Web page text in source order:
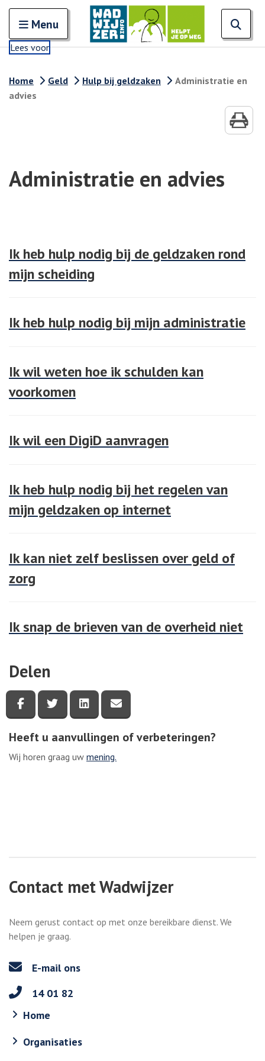
Open en sluit het
Menu
Lees voor
Home Geld Hulp bij geldzaken
Administratie en
advies
Administratie en advies
Ik heb hulp nodig bij de geldzaken rond
mijn scheiding
Ik heb hulp nodig bij mijn administratie
Ik wil weten hoe ik schulden kan
voorkomen
Ik wil een DigiD aanvragen
Ik heb hulp nodig bij het regelen van
mijn geldzaken op internet
Ik kan niet zelf beslissen over geld of
zorg
Ik snap de brieven van de overheid niet
Delen
Deel deze pagina via Facebook
Deel deze pagina via Twitter
Deel deze pagina via LinkedIn
Heeft u aanvullingen of verbeteringen?
Wij horen graag uw mening.
Contact met Wadwijzer
Neem gerust contact op met onze bereikbare dienst. We
helpen je graag.
E-mail ons
14 01 82
Home
Organisaties